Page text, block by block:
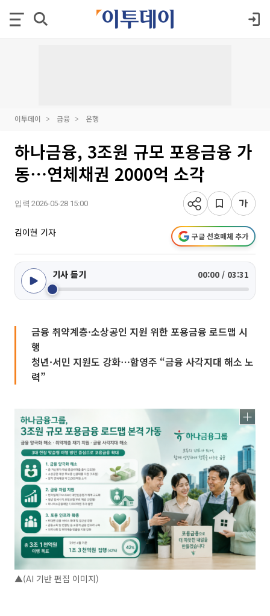
이투데이 금융 은행
하나금융, 3조원 규모 포용금융 가
동⋯연체채권 2000억 소각
입력 2026-05-28 15:00
김이현 기자 구글 선호매체 추가
기사 듣기 00:00 / 03:31
금융 취약계층·소상공인 지원 위한 포용금융 로드맵 시
행
청년·서민 지원도 강화⋯함영주 “금융 사각지대 해소 노
력”
▲(AI 기반 편집 이미지)